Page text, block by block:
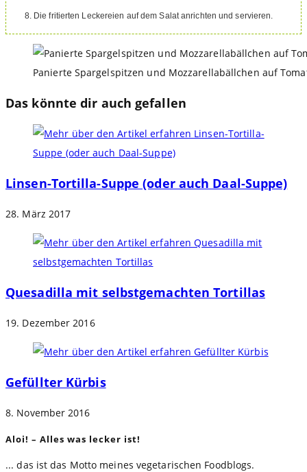
Die fritierten Leckereien auf dem Salat anrichten und servieren.
Panierte Spargelspitzen und Mozzarellabällchen auf
Das könnte dir auch gefallen
Linsen-Tortilla-Suppe (oder auch Daal-Suppe)
28. März 2017
Quesadilla mit selbstgemachten Tortillas
19. Dezember 2016
Gefüllter Kürbis
8. November 2016
Aloi! – Alles was lecker ist!
... das ist das Motto meines vegetarischen Foodblogs.